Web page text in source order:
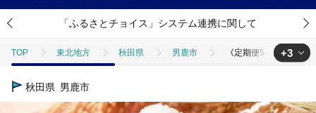
「ふるさとチョイス」システム連携に関して
TOP 東北地方 秋田県 男鹿市 《定期便5ヶ月》令和
TOP
米・穀物 米 あきたこまち 《定期便5ヶ月》令
+3
秋田県 男鹿市